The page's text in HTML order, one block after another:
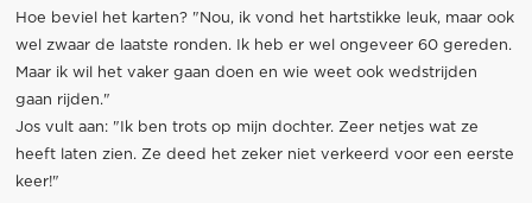
Hoe beviel het karten? "Nou, ik vond het hartstikke leuk, maar ook
wel zwaar de laatste ronden. Ik heb er wel ongeveer 60 gereden.
Maar ik wil het vaker gaan doen en wie weet ook wedstrijden
gaan rijden."
Jos vult aan: "Ik ben trots op mijn dochter. Zeer netjes wat ze
heeft laten zien. Ze deed het zeker niet verkeerd voor een eerste
keer!"